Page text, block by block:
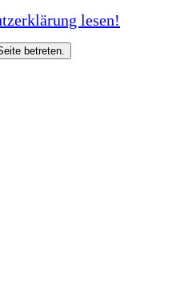
lesen!
betreten.